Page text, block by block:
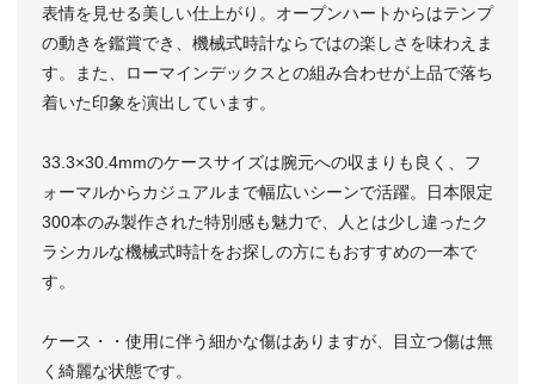
表情を見せる美しい仕上がり。オープンハートからはテンプ
の動きを鑑賞でき、機械式時計ならではの楽しさを味わえま
す。また、ローマインデックスとの組み合わせが上品で落ち
着いた印象を演出しています。
33.3×30.4mmのケースサイズは腕元への収まりも良く、フ
ォーマルからカジュアルまで幅広いシーンで活躍。日本限定
300本のみ製作された特別感も魅力で、人とは少し違ったク
ラシカルな機械式時計をお探しの方にもおすすめの一本で
す。
ケース・・使用に伴う細かな傷はありますが、目立つ傷は無
く綺麗な状態です。